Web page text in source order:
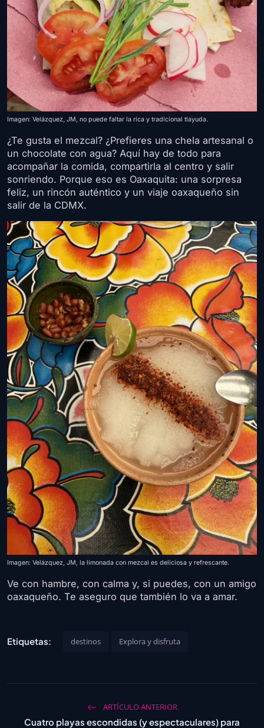
Imagen: Velázquez, JM, no puede faltar la rica y tradicional tlayuda.
¿Te gusta el mezcal? ¿Prefieres una chela artesanal o
un chocolate con agua? Aquí hay de todo para
acompañar la comida, compartirla al centro y salir
sonriendo. Porque eso es Oaxaquita: una sorpresa
feliz, un rincón auténtico y un viaje oaxaqueño sin
salir de la CDMX.
Imagen: Velázquez, JM, la limonada con mezcal es deliciosa y refrescante.
Ve con hambre, con calma y, si puedes, con un amigo
oaxaqueño. Te aseguro que también lo va a amar.
Etiquetas: destinos Explora y disfruta
ARTÍCULO ANTERIOR
Cuatro playas escondidas (y espectaculares) para